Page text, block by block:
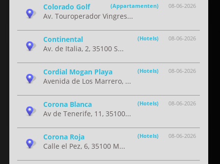
08-06-2026
Colorado Golf (Appartamenten)
Av. Touroperador Vingres...
08-06-2026
Continental (Hotels)
Av. de Italia, 2, 35100 S...
08-06-2026
Cordial Mogan Playa (Hotels)
Avenida de Los Marrero, ...
08-06-2026
Corona Blanca (Hotels)
Av de Tenerife, 11, 35100...
08-06-2026
Corona Roja (Hotels)
Calle el Pez, 6, 35100 M...